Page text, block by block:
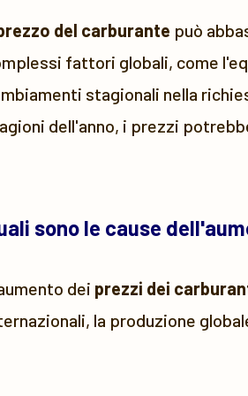
del carburante può
fattori globali, come
stagionali nella
dell'anno, i prezzi
sono le cause
dei prezzi dei
la produzione